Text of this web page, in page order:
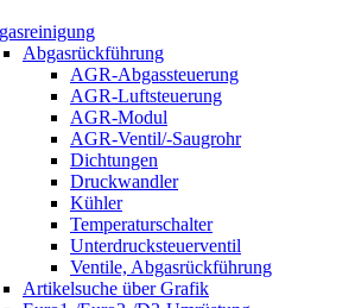
Abgasrückführung
AGR-Abgassteuerung
AGR-Luftsteuerung
AGR-Modul
AGR-Ventil/-Saugrohr
Dichtungen
Druckwandler
Kühler
Temperaturschalter
Unterdrucksteuerventil
Ventile, Abgasrückführung
Artikelsuche über Grafik